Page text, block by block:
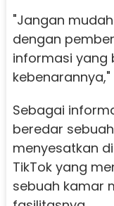
"Jangan
dengan
informasi yang
kebenarannya,"
Sebagai
beredar
menyesatkan
TikTok yang
sebuah kamar